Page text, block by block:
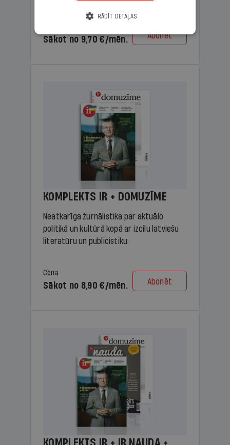
Sākot no 9,70 €/mēn. Abonēt
KOMPLEKTS IR + DOMUZĪME
Neatkarīga žurnālistika par aktuālo
politikā un kultūrā kopā ar izcilu latviešu
literatūru un publicistiku.
Cena
Sākot no 8,90 €/mēn. Abonēt
RĀDĪT DETAĻAS